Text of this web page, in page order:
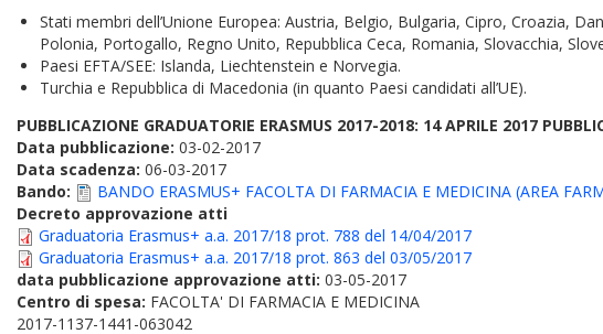
Stati membri dell’Unione Europea: Austria, Belgio, Bulgaria, Cipro, Croazia,
Polonia, Portogallo, Regno Unito, Repubblica Ceca, Romania, Slovacchia,
Paesi EFTA/SEE: Islanda, Liechtenstein e Norvegia.
Turchia e Repubblica di Macedonia (in quanto Paesi candidati all’UE).
PUBBLICAZIONE GRADUATORIE ERASMUS 2017-2018: 14 APRILE 2017
Data pubblicazione: 03-02-2017
Data scadenza: 06-03-2017
Bando:
BANDO ERASMUS+ FACOLTA DI FARMACIA E MEDICINA (AREA
Decreto approvazione atti
Graduatoria Erasmus+ a.a. 2017/18 prot. 788 del 14/04/2017
Graduatoria Erasmus+ a.a. 2017/18 prot. 863 del 03/05/2017
data pubblicazione approvazione atti: 03-05-2017
Centro di spesa: FACOLTA' DI FARMACIA E MEDICINA
2017-1137-1441-063042